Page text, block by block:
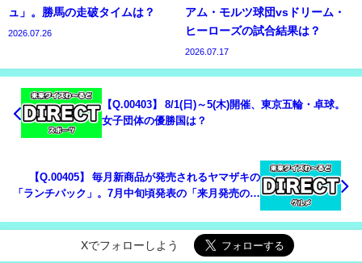
ュ」。勝馬の走破タイムは？
2026.07.26
アム・モルツ球団vsドリーム・
ヒーローズの試合結果は？
2026.07.17
【Q.00403】 8/1(日)～5(木)開催、東京五輪・卓球。
女子団体の優勝国は？
【Q.00405】 毎月新商品が発売されるヤマザキの
「ランチパック」。7月中旬頃発表の「来月発売の新
語は？
Xでフォローしよう